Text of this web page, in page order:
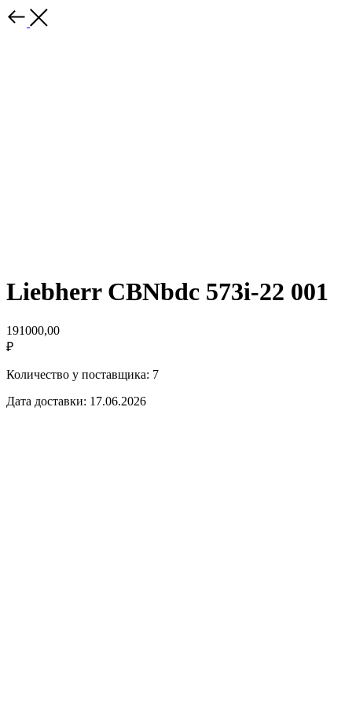
Liebherr CBNbdc 573i-22 001
191000,00
₽
Количество у поставщика: 7
Дата доставки: 17.06.2026